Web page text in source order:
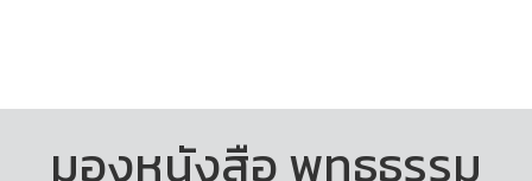
มองหนังสือ พุทธธรรม